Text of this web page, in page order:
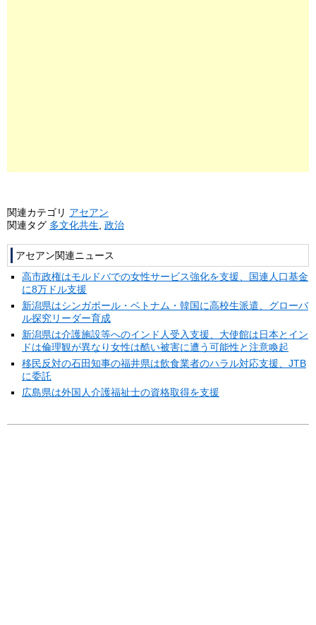
関連カテゴリ アセアン
関連タグ 多文化共生 政治
アセアン関連ニュース
高市政権はモルドバでの女性サービス強化を支援、国連人口基金
に8万ドル支援
新潟県はシンガポール・ベトナム・韓国に高校生派遣、グローバ
ル探究リーダー育成
新潟県は介護施設等へのインド人受入支援、大使館は日本とイン
ドは倫理観が異なり女性は酷い被害に遭う可能性と注意喚起
移民反対の石田知事の福井県は飲食業者のハラル対応支援、JTB
に委託
広島県は外国人介護福祉士の資格取得を支援